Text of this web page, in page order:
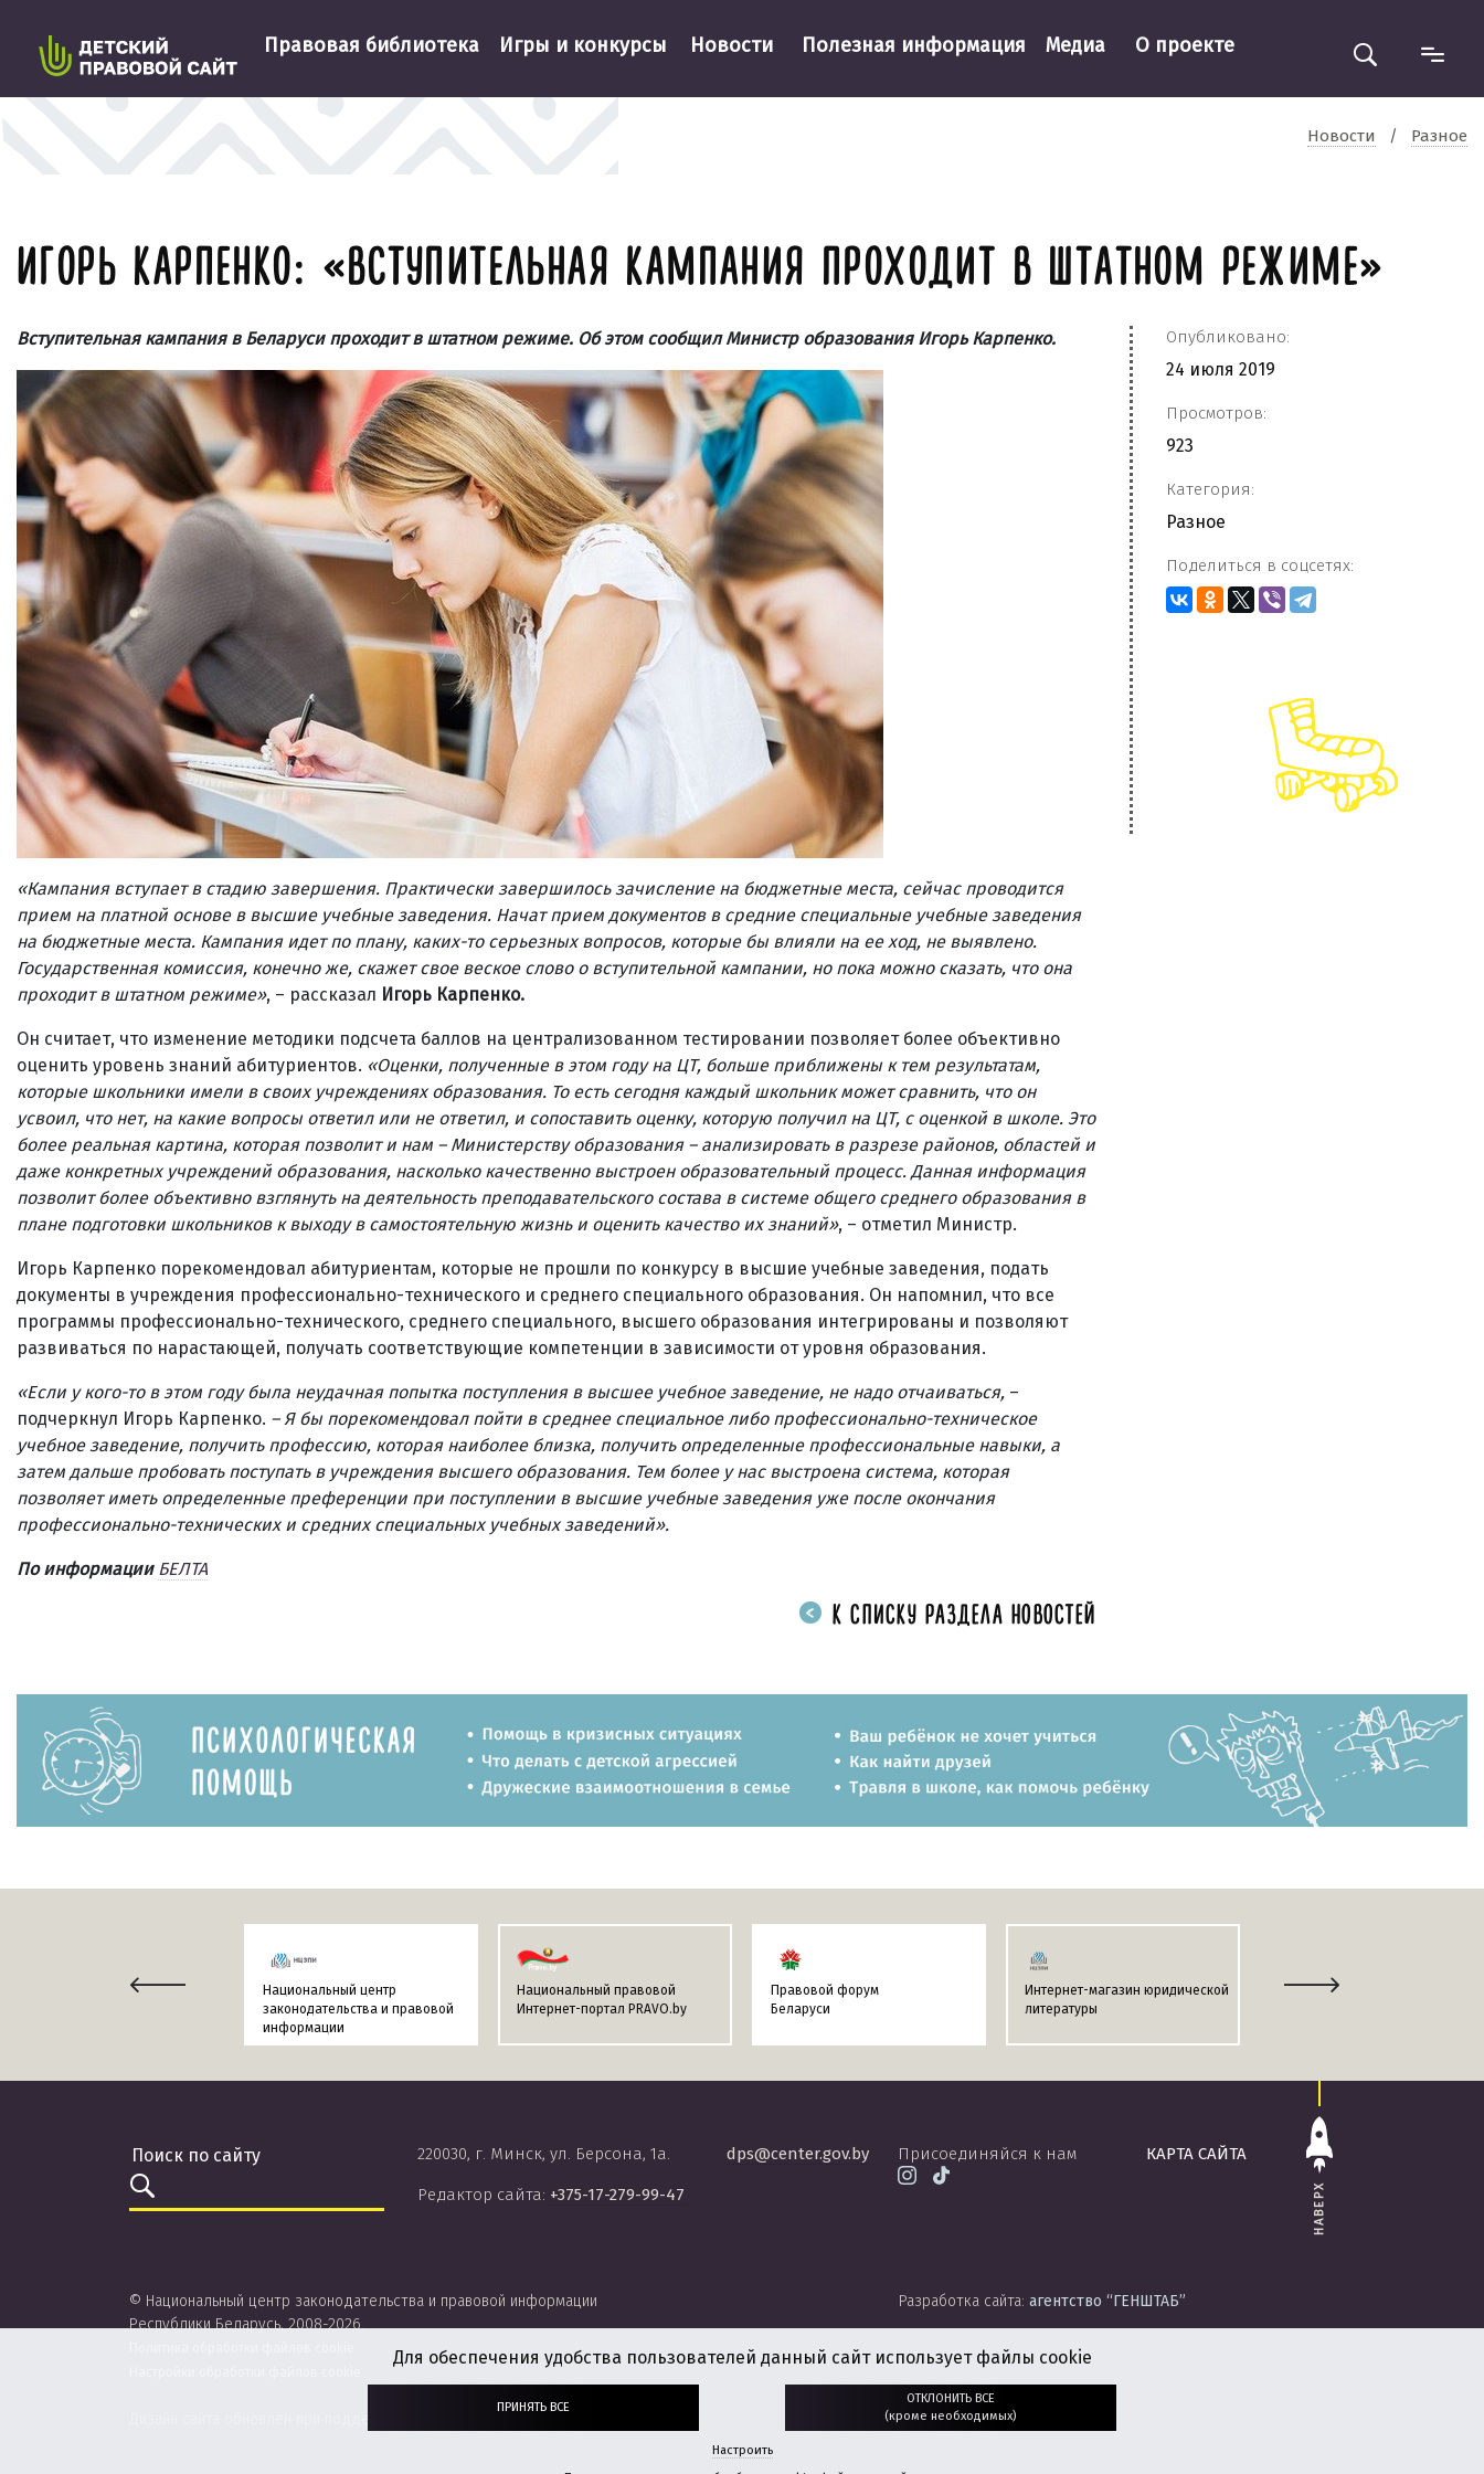
Правовая библиотека Игры и конкурсы Новости Полезная информация Медиа О проекте
Новости / Разное
ИГОРЬ КАРПЕНКО: «ВСТУПИТЕЛЬНАЯ КАМПАНИЯ ПРОХОДИТ В ШТАТНОМ РЕЖИМЕ»
Вступительная кампания в Беларуси проходит в штатном режиме. Об этом сообщил Министр образования Игорь Карпенко.
«Кампания вступает в стадию завершения. Практически завершилось зачисление на бюджетные места, сейчас проводится
прием на платной основе в высшие учебные заведения. Начат прием документов в средние специальные учебные заведения
на бюджетные места. Кампания идет по плану, каких-то серьезных вопросов, которые бы влияли на ее ход, не выявлено.
Государственная комиссия, конечно же, скажет свое веское слово о вступительной кампании, но пока можно сказать, что она
проходит в штатном режиме», – рассказал Игорь Карпенко.
Он считает, что изменение методики подсчета баллов на централизованном тестировании позволяет более объективно
оценить уровень знаний абитуриентов. «Оценки, полученные в этом году на ЦТ, больше приближены к тем результатам,
которые школьники имели в своих учреждениях образования. То есть сегодня каждый школьник может сравнить, что он
усвоил, что нет, на какие вопросы ответил или не ответил, и сопоставить оценку, которую получил на ЦТ, с оценкой в школе. Это
более реальная картина, которая позволит и нам – Министерству образования – анализировать в разрезе районов, областей и
даже конкретных учреждений образования, насколько качественно выстроен образовательный процесс. Данная информация
позволит более объективно взглянуть на деятельность преподавательского состава в системе общего среднего образования в
плане подготовки школьников к выходу в самостоятельную жизнь и оценить качество их знаний», – отметил Министр.
Игорь Карпенко порекомендовал абитуриентам, которые не прошли по конкурсу в высшие учебные заведения, подать
документы в учреждения профессионально-технического и среднего специального образования. Он напомнил, что все
программы профессионально-технического, среднего специального, высшего образования интегрированы и позволяют
развиваться по нарастающей, получать соответствующие компетенции в зависимости от уровня образования.
«Если у кого-то в этом году была неудачная попытка поступления в высшее учебное заведение, не надо отчаиваться, –
подчеркнул Игорь Карпенко. – Я бы порекомендовал пойти в среднее специальное либо профессионально-техническое
учебное заведение, получить профессию, которая наиболее близка, получить определенные профессиональные навыки, а
затем дальше пробовать поступать в учреждения высшего образования. Тем более у нас выстроена система, которая
позволяет иметь определенные преференции при поступлении в высшие учебные заведения уже после окончания
профессионально-технических и средних специальных учебных заведений».
По информации БЕЛТА
Опубликовано:
24 июля 2019
Просмотров:
923
Категория:
Разное
Поделиться в соцсетях:
К СПИСКУ РАЗДЕЛА НОВОСТЕЙ
Национальный центр
законодательства и правовой
информации
Национальный правовой
Интернет-портал PRAVO.by
Правовой форум
Беларуси
Интернет-магазин юридической
литературы
Информационно-поисковая
НАВЕРХ
КАРТА САЙТА
220030, г. Минск, ул. Берсона, 1а.
Редактор сайта: +375-17-279-99-47
dps@center.gov.by Присоединяйся к нам
© Национальный центр законодательства и правовой информации
Республики Беларусь, 2008-2026.
Разработка сайта: агентство “ГЕНШТАБ”
Для обеспечения удобства пользователей данный сайт использует файлы cookie
ПРИНЯТЬ ВСЕ
ОТКЛОНИТЬ ВСЕ
(кроме необходимых)
Настроить